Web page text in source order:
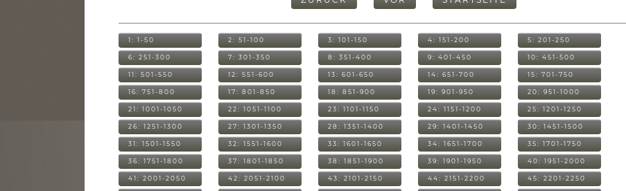
1: 1-50 2: 51-100 3: 101-150 4: 151-200 5: 201-250
6: 251-300 7: 301-350 8: 351-400 9: 401-450 10: 451-500
11: 501-550 12: 551-600 13: 601-650 14: 651-700 15: 701-750
16: 751-800 17: 801-850 18: 851-900 19: 901-950 20: 951-1000
21: 1001-1050 22: 1051-1100 23: 1101-1150 24: 1151-1200 25: 1201-1250
26: 1251-1300 27: 1301-1350 28: 1351-1400 29: 1401-1450 30: 1451-1500
31: 1501-1550 32: 1551-1600 33: 1601-1650 34: 1651-1700 35: 1701-1750
36: 1751-1800 37: 1801-1850 38: 1851-1900 39: 1901-1950 40: 1951-2000
41: 2001-2050 42: 2051-2100 43: 2101-2150 44: 2151-2200 45: 2201-2250